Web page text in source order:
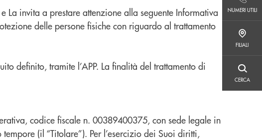
NUMERI UTILI
FILIALI
CERCA
CERCA
La invita a prestare attenzione alla seguente Informativa
delle persone fisiche con riguardo al trattamento
definito, tramite l’APP. La finalità del trattamento di
codice fiscale n. 00389400375, con sede legale in
(il “Titolare”). Per l’esercizio dei Suoi diritti,